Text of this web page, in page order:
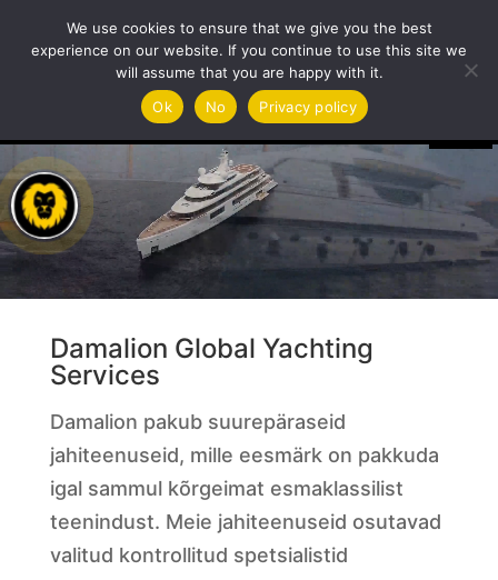
Damalion Global Yachting
Services
Damalion pakub suurepäraseid
jahiteenuseid, mille eesmärk on pakkuda
igal sammul kõrgeimat esmaklassilist
teenindust. Meie jahiteenuseid osutavad
valitud kontrollitud spetsialistid
We use cookies to ensure that we give you the best
experience on our website. If you continue to use this site we
will assume that you are happy with it.
Ok
No Privacy policy